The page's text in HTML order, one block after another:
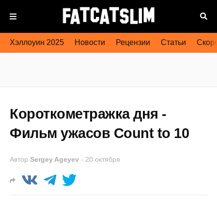
Хэллоуин 2025 Новости Рецензии Статьи
Короткометражка дня -
Фильм ужасов Count to 10
Автор Sergey Ageyev - 20 октября